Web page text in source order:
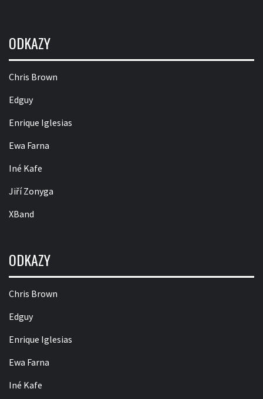
ODKAZY
Chris Brown
Edguy
Enrique Iglesias
Ewa Farna
Iné Kafe
Jiří Zonyga
XBand
ODKAZY
Chris Brown
Edguy
Enrique Iglesias
Ewa Farna
Iné Kafe